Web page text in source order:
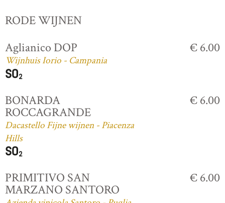
RODE WIJNEN
Aglianico DOP
Wijnhuis Iorio - Campania
€ 6.00
BONARDA
ROCCAGRANDE
Dacastello Fijne wijnen - Piacenza
Hills
€ 6.00
PRIMITIVO SAN
MARZANO SANTORO
€ 6.00